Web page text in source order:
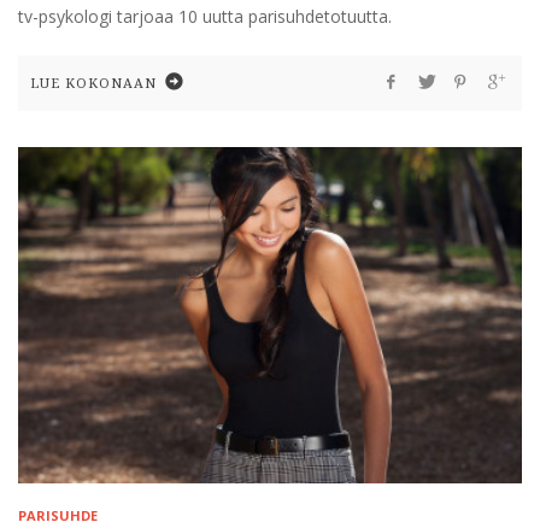
tv-psykologi tarjoaa 10 uutta parisuhdetotuutta.
LUE KOKONAAN
PARISUHDE